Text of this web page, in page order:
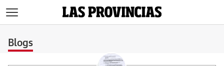
Blogs